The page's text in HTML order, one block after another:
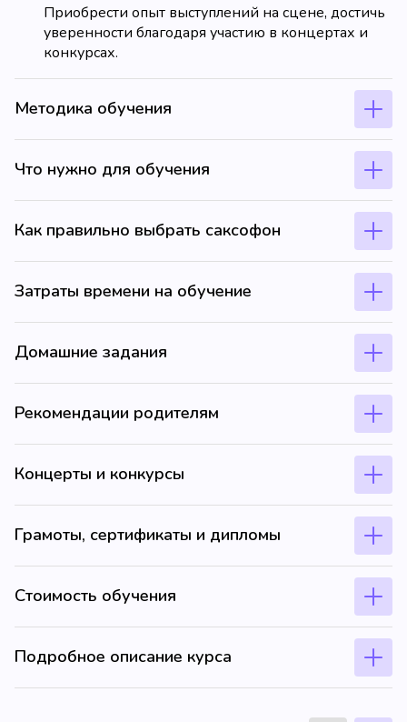
Приобрести опыт выступлений на сцене, достичь
уверенности благодаря участию в концертах и
конкурсах.
Методика обучения
Что нужно для обучения
Как правильно выбрать саксофон
Затраты времени на обучение
Домашние задания
Рекомендации родителям
Концерты и конкурсы
Грамоты, сертификаты и дипломы
Стоимость обучения
Подробное описание курса